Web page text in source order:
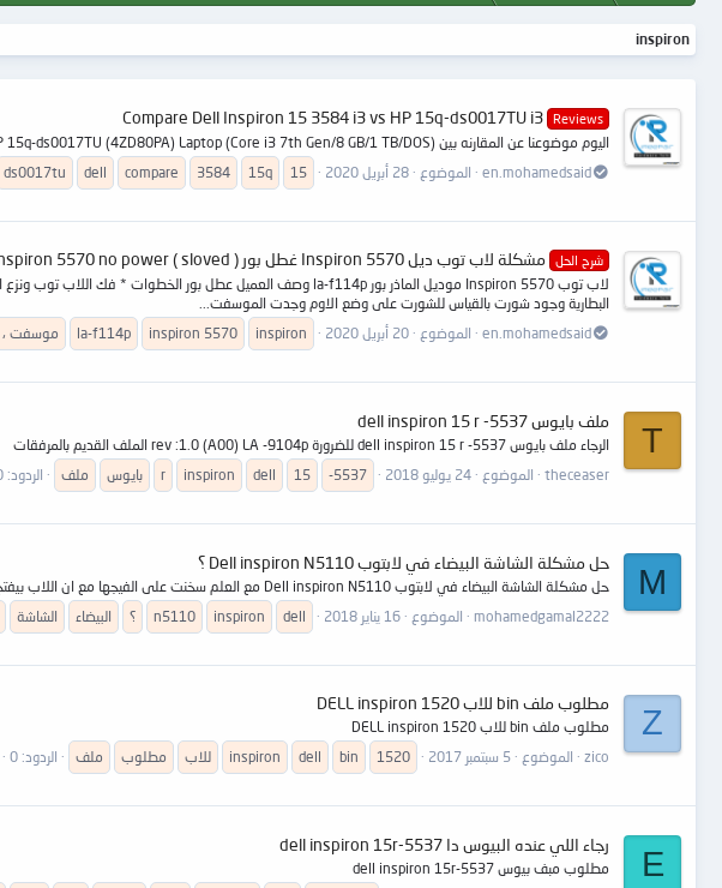
inspiron
Reviews
Compare Dell Inspiron 15 3584 i3 vs HP 15q-ds0017TU i3
اليوم موضوعنا عن المقارنه بين Dell Inspiron 15 3584 (C560515WIN9) Laptop (Core i3 7th Gen/4 GB/1 TB 256 GB SSD/Windows 10) vs HP 15q-ds0017TU (4ZD80PA) Laptop (Core i3 7th Gen/8 GB/1 TB/DOS)
en.mohamedsaid
الموضوع 28 أبريل 2020 15
15q
3584
compare
dell
ds0017tu
شرح الحل مشكلة لاب توب ديل Inspiron 5570 غطل بور ( laptop inspiron 5570 no power ( sloved
البطارية وجود شورت بالقياس للشورت على وضع الاوم وجدت الموسفت...
en.mohamedsaid
الموضوع 20 أبريل 2020 inspiron
inspiron 5570
la-f114p lap power ، موسفت
T
ملف بايوس dell inspiron 15 r -5537
الرجاء ملف بايوس dell inspiron 15 r -5537 للضرورة rev :1.0 (A00) LA -9104p الملف القديم بالمرفقات
theceaser
الموضوع 24 يوليو 2018 -5537
15
dell
inspiron
r بايوس ملف الردود: 0
M
حل مشكلة الشاشة البيضاء في لابتوب Dell inspiron N5110 ؟
حل مشكلة الشاشة البيضاء في لابتوب Dell inspiron N5110 مع العلم سخنت على الفيجها مع ان اللاب بيفتح على الشاشة الخارجية ومقاومة RN9403 قيمة الفولت الاشارة هو 3.3 فولت
mohamedgamal2222
الموضوع 16 يناير 2018 dell
inspiron
n5110 ؟ البيضاء الشاشة
Z
مطلوب ملف bin للاب DELL inspiron 1520
مطلوب ملف bin للاب DELL inspiron 1520
zico
الموضوع 5 سبتمبر 2017 1520
bin
dell
inspiron للاب مطلوب ملف الردود: 0
E
رجاء اللي عنده البيوس دا dell inspiron 15r-5537
مطلوب مبف بيوس dell inspiron 15r-5537